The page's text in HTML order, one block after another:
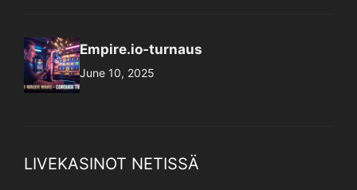
Empire.io-turnaus
June 10, 2025
LIVEKASINOT NETISSÄ